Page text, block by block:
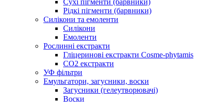
Сухі пігменти (барвники)
Рідкі пігменти (барвники)
Силікони та емоленти
Силікони
Емоленти
Рослинні екстракти
Гліцеринові екстракти Cosme-phytamis
СО2 екстракти
УФ фільтри
Емульгатори, загусники, воски
Загусники (гелеутворювачі)
Воски